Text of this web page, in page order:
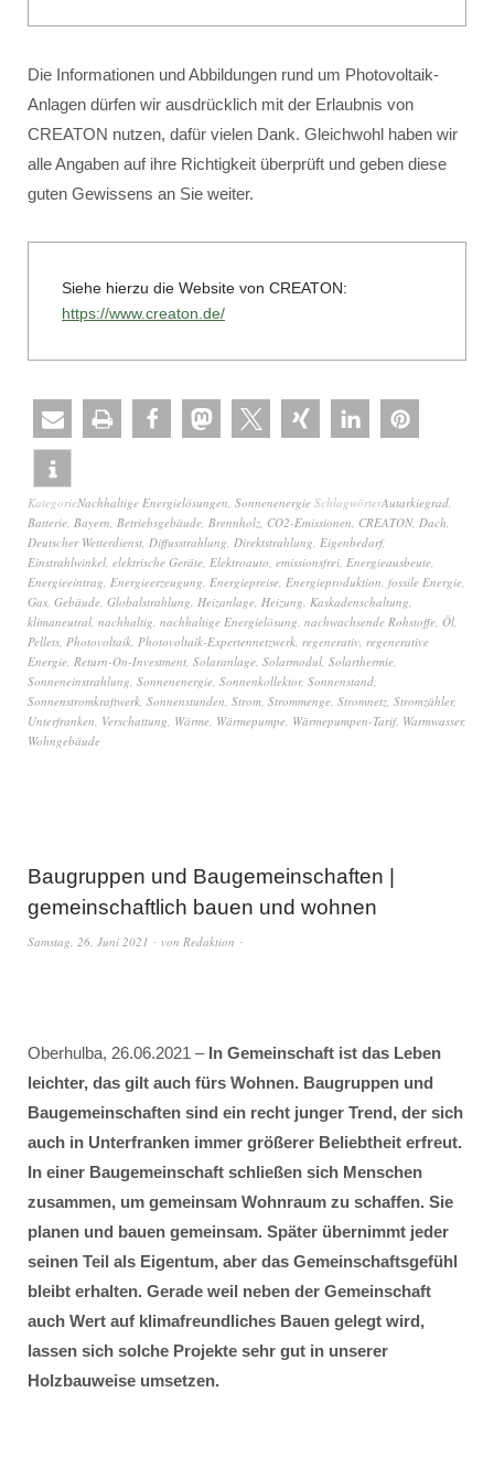
Die Informationen und Abbildungen rund um Photovoltaik-
Anlagen dürfen wir ausdrücklich mit der Erlaubnis von
CREATON nutzen, dafür vielen Dank. Gleichwohl haben wir
alle Angaben auf ihre Richtigkeit überprüft und geben diese
guten Gewissens an Sie weiter.
Siehe hierzu die Website von CREATON:
https://www.creaton.de/
KategorieNachhaltige Energielösungen, Sonnenenergie SchlagwörterAutarkiegrad,
Batterie, Bayern, Betriebsgebäude, Brennholz, CO2-Emissionen, CREATON, Dach,
Deutscher Wetterdienst, Diffusstrahlung, Direktstrahlung, Eigenbedarf,
Einstrahlwinkel, elektrische Geräte, Elektroauto, emissionsfrei, Energieausbeute,
Energieeintrag, Energieerzeugung, Energiepreise, Energieproduktion, fossile Energie,
Gas, Gebäude, Globalstrahlung, Heizanlage, Heizung, Kaskadenschaltung,
klimaneutral, nachhaltig, nachhaltige Energielösung, nachwachsende Rohstoffe, Öl,
Pellets, Photovoltaik, Photovoltaik-Expertennetzwerk, regenerativ, regenerative
Energie, Return-On-Investment, Solaranlage, Solarmodul, Solarthermie,
Sonneneinstrahlung, Sonnenenergie, Sonnenkollektor, Sonnenstand,
Sonnenstromkraftwerk, Sonnenstunden, Strom, Strommenge, Stromnetz, Stromzähler,
Unterfranken, Verschattung, Wärme, Wärmepumpe, Wärmepumpen-Tarif, Warmwasser,
Wohngebäude
Baugruppen und Baugemeinschaften |
gemeinschaftlich bauen und wohnen
Samstag, 26. Juni 2021 von Redaktion
Oberhulba, 26.06.2021 – In Gemeinschaft ist das Leben
leichter, das gilt auch fürs Wohnen. Baugruppen und
Baugemeinschaften sind ein recht junger Trend, der sich
auch in Unterfranken immer größerer Beliebtheit erfreut.
In einer Baugemeinschaft schließen sich Menschen
zusammen, um gemeinsam Wohnraum zu schaffen. Sie
planen und bauen gemeinsam. Später übernimmt jeder
seinen Teil als Eigentum, aber das Gemeinschaftsgefühl
bleibt erhalten. Gerade weil neben der Gemeinschaft
auch Wert auf klimafreundliches Bauen gelegt wird,
lassen sich solche Projekte sehr gut in unserer
Holzbauweise umsetzen.